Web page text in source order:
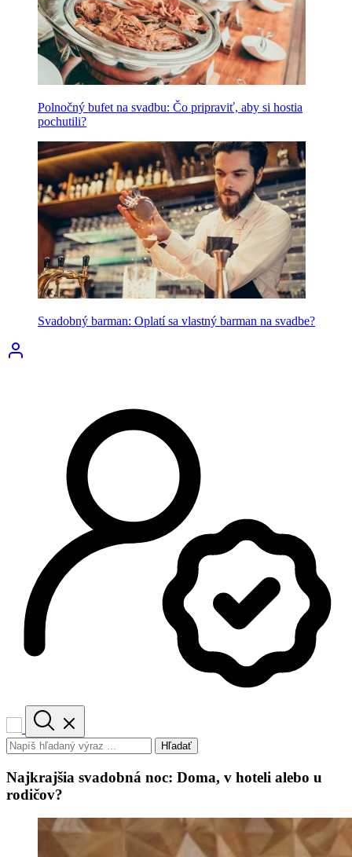
Polnočný bufet na svadbu: Čo pripraviť, aby si hostia
pochutili?
Svadobný barman: Oplatí sa vlastný barman na svadbe?
Hľadať
Najkrajšia svadobná noc: Doma, v hoteli alebo u
rodičov?